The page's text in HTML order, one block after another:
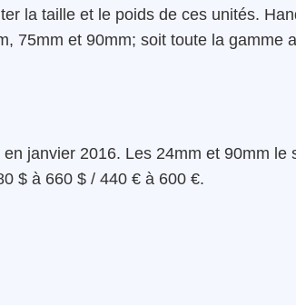
la taille et le poids de ces unités.
75mm et 90mm; soit toute la gamme
janvier 2016. Les 24mm et 90mm le
$ à 660 $ / 440 € à 600 €.